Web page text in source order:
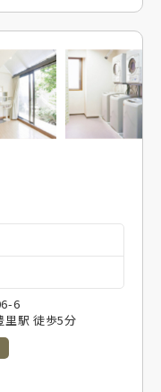
6
里駅 徒歩5分